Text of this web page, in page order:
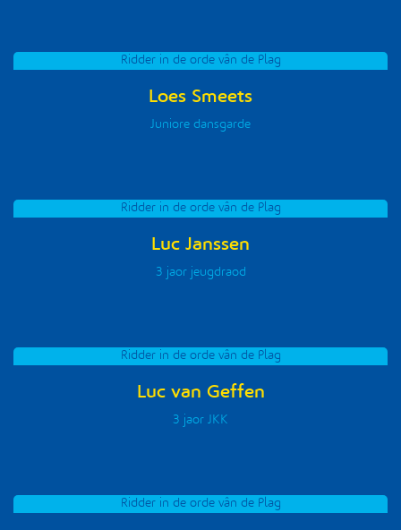
Ridder in de orde vân de Plag
Loes Smeets
Juniore dansgarde
Ridder in de orde vân de Plag
Luc Janssen
3 jaor jeugdraod
Ridder in de orde vân de Plag
Luc van Geffen
3 jaor JKK
Ridder in de orde vân de Plag